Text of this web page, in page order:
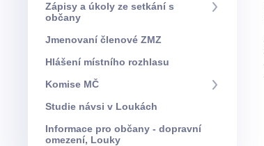
Zápisy a úkoly ze setkání s
občany
Jmenovaní členové ZMZ
Hlášení místního rozhlasu
Komise MČ
Studie návsi v Loukách
Informace pro občany - dopravní
omezení, Louky